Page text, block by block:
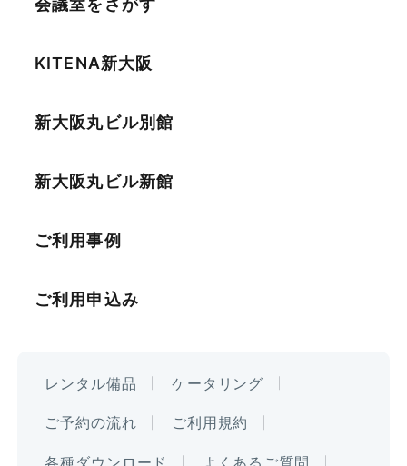
会議室をさがす
KITENA新大阪
新大阪丸ビル別館
新大阪丸ビル新館
ご利用事例
ご利用申込み
レンタル備品 ケータリング
ご予約の流れ ご利用規約